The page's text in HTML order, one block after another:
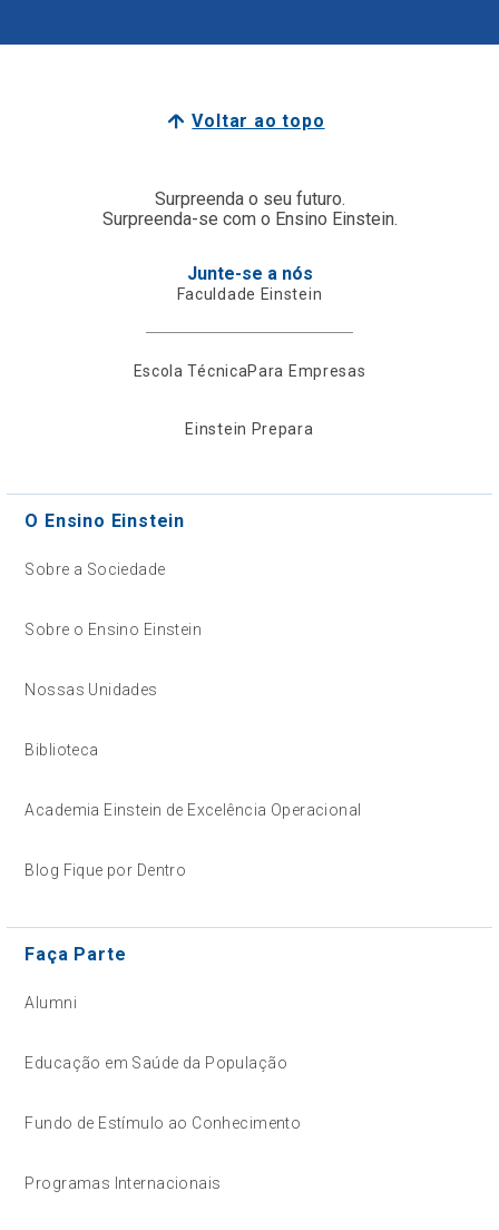
Voltar ao topo
Surpreenda o seu futuro.
Surpreenda-se com o Ensino Einstein.
Junte-se a nós
Faculdade Einstein
Escola TécnicaPara Empresas
Einstein Prepara
O Ensino Einstein
Sobre a Sociedade
Sobre o Ensino Einstein
Nossas Unidades
Biblioteca
Academia Einstein de Excelência Operacional
Blog Fique por Dentro
Faça Parte
Alumni
Educação em Saúde da População
Fundo de Estímulo ao Conhecimento
Programas Internacionais